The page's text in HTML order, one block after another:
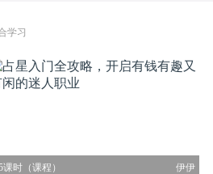
学习
课时（课程） 伊伊